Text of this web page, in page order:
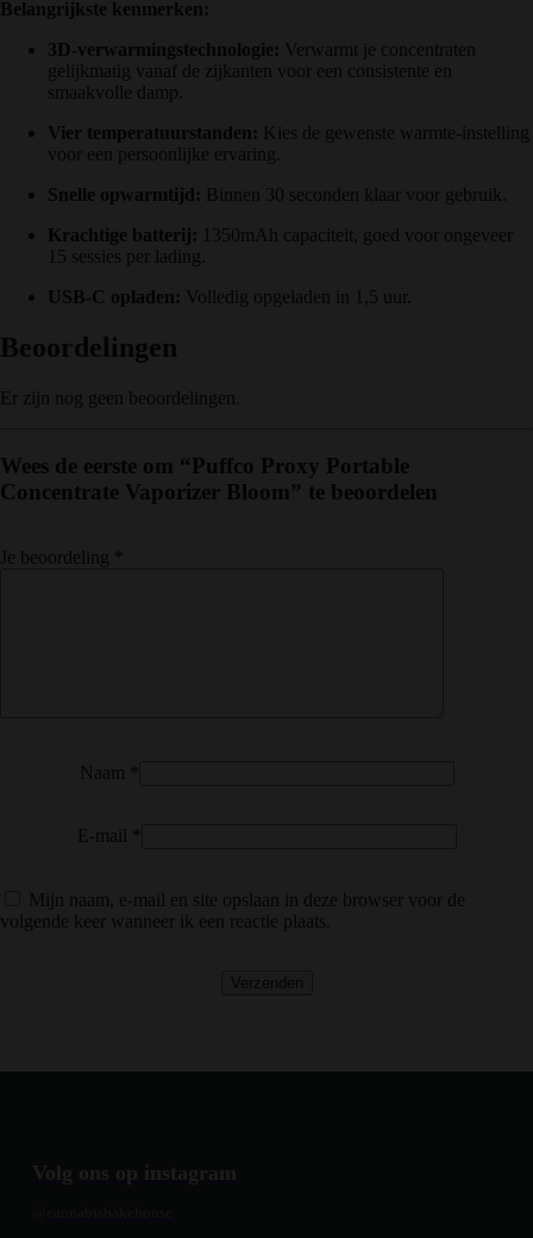
Belangrijkste kenmerken:
3D-verwarmingstechnologie: Verwarmt je concentraten
gelijkmatig vanaf de zijkanten voor een consistente en
smaakvolle damp.
Vier temperatuurstanden: Kies de gewenste warmte-instelling
voor een persoonlijke ervaring.
Snelle opwarmtijd: Binnen 30 seconden klaar voor gebruik.
Krachtige batterij: 1350mAh capaciteit, goed voor ongeveer
15 sessies per lading.
USB-C opladen: Volledig opgeladen in 1,5 uur.
Beoordelingen
Er zijn nog geen beoordelingen.
Wees de eerste om “Puffco Proxy Portable
Concentrate Vaporizer Bloom” te beoordelen
Je beoordeling
Naam
E-mail
Mijn naam, e-mail en site opslaan in deze browser voor de
volgende keer wanneer ik een reactie plaats.